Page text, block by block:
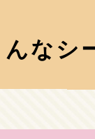
なシ